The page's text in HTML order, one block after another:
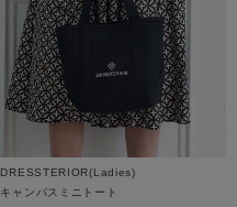
DRESSTERIOR(Ladies)
キャンバスミニトート